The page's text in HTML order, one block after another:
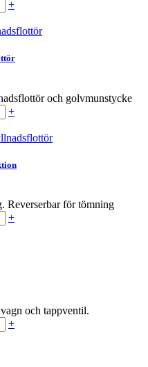
+
och golvmunstycke
+
Reverserbar för tömning
+
och tappventil.
+